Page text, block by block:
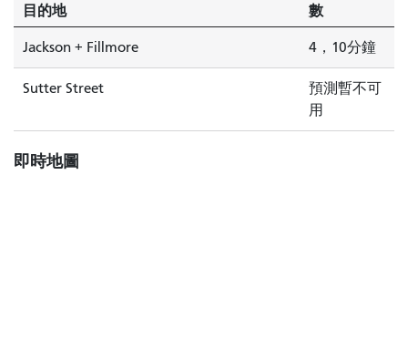
後
到
達。
目的地
數
Jackson + Fillmore 4，10分鐘
Sutter Street
預測暫不可
用
即時地圖